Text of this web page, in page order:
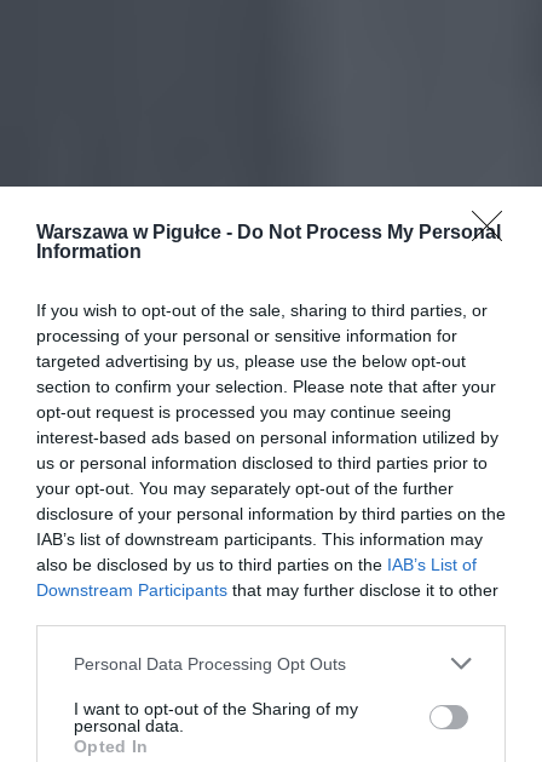
Warszawa w Pigułce - Do Not Process My Personal
Information
If you wish to opt-out of the sale, sharing to third parties, or
processing of your personal or sensitive information for
targeted advertising by us, please use the below opt-out
section to confirm your selection. Please note that after your
opt-out request is processed you may continue seeing
interest-based ads based on personal information utilized by
us or personal information disclosed to third parties prior to
your opt-out. You may separately opt-out of the further
disclosure of your personal information by third parties on the
IAB’s list of downstream participants. This information may
also be disclosed by us to third parties on the IAB’s List of
Downstream Participants that may further disclose it to other
Personal Data Processing Opt Outs
I want to opt-out of the Sharing of my
personal data.
Opted In